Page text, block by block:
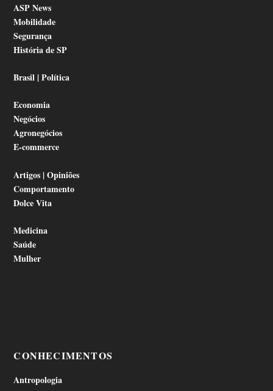
ASP News
Mobilidade
Segurança
História de SP
Brasil | Política
Economia
Negócios
Agronegócios
E-commerce
Artigos | Opiniões
Comportamento
Dolce Vita
Medicina
Saúde
Mulher
CONHECIMENTOS
Antropologia